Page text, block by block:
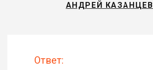
АНДРЕЙ КАЗАНЦЕВ
Ответ: